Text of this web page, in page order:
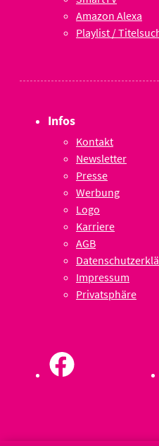
Amazon Alexa
Playlist /
Infos
Kontakt
Newsletter
Presse
Werbung
Logo
Karriere
AGB
Impressum
Privatsphäre